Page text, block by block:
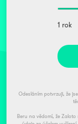
1 rok
Odesláním potvrzuji, že
Beru na vědomí, že